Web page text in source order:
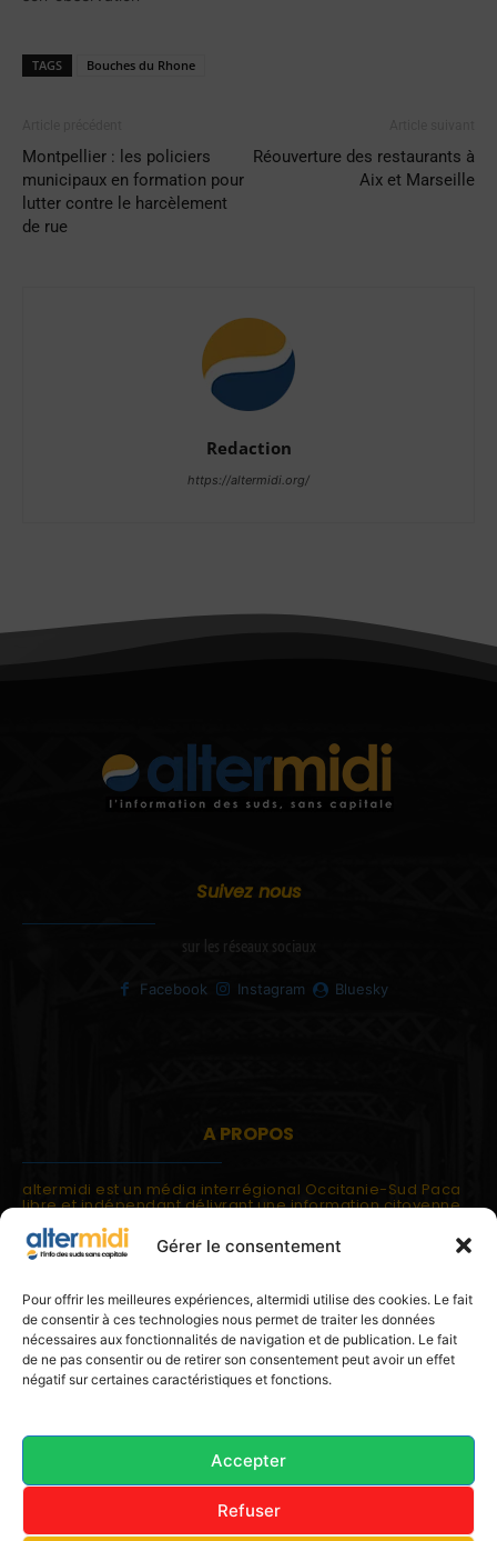
Gérer le consentement
Pour offrir les meilleures expériences, altermidi utilise des cookies. Le fait
de consentir à ces technologies nous permet de traiter les données
nécessaires aux fonctionnalités de navigation et de publication. Le fait
de ne pas consentir ou de retirer son consentement peut avoir un effet
négatif sur certaines caractéristiques et fonctions.
Accepter
Refuser
TAGS Bouches du Rhone
Montpellier : les policiers
municipaux en formation pour
lutter contre le harcèlement
de rue
Réouverture des restaurants à
Aix et Marseille
Redaction
https://altermidi.org/
Suivez nous
sur les réseaux sociaux
Facebook Instagram Bluesky
A PROPOS
altermidi est un média interrégional Occitanie-Sud Paca
libre et indépendant délivrant une information citoyenne
altermidi est ouvert sur les suds, la méditerranée,
l'europe.
altermidi aborde des thématiques globales évaluées à
partir des constats de terrain ou d'analyses à l'échelon
local.
altermidi c'est l'information capitale, sans capitale.